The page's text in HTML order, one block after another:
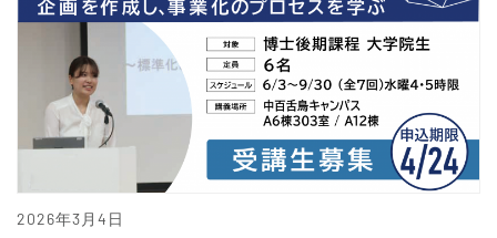
2026年3月4日